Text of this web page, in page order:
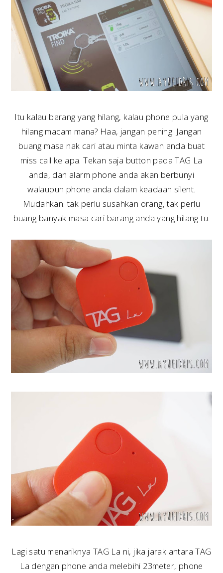
Itu kalau barang yang hilang, kalau phone pula yang
hilang macam mana? Haa, jangan pening. Jangan
buang masa nak cari atau minta kawan anda buat
miss call ke apa. Tekan saja button pada TAG La
anda, dan alarm phone anda akan berbunyi
walaupun phone anda dalam keadaan silent.
Mudahkan. tak perlu susahkan orang, tak perlu
buang banyak masa cari barang anda yang hilang tu.
Lagi satu menariknya TAG La ni, jika jarak antara TAG
La dengan phone anda melebihi 23meter, phone